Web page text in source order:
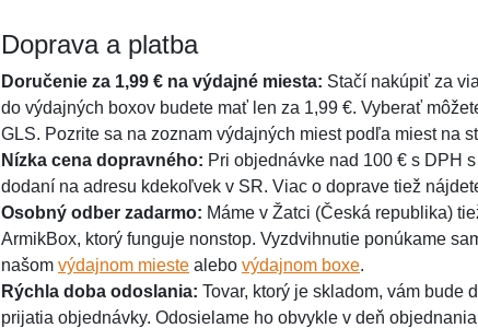
Doprava a platba
Doručenie za 1,99 € na výdajné miesta: Stačí nakúpiť za
do výdajných boxov budete mať len za 1,99 €. Vyberať
GLS. Pozrite sa na zoznam výdajných miest podľa miest na
Nízka cena dopravného: Pri objednávke nad 100 € s DPH
dodaní na adresu kdekoľvek v SR. Viac o doprave tiež
Osobný odber zadarmo: Máme v Žatci (Česká republika)
ArmikBox, ktorý funguje nonstop. Vyzdvihnutie ponúkame
našom výdajnom mieste alebo výdajnom boxe.
Rýchla doba odoslania: Tovar, ktorý je skladom, vám bude
prijatia objednávky. Odosielame ho obvykle v deň